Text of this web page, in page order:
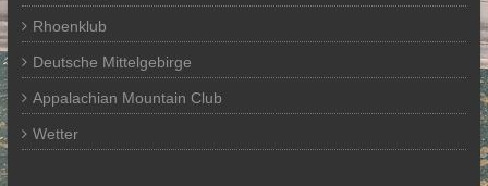
Rhoenklub
Deutsche Mittelgebirge
Appalachian Mountain Club
Wetter